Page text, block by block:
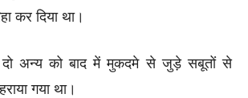
कर दिया था।
अन्य को बाद में मुकदमे से जुड़े सबूतों से
गया था।